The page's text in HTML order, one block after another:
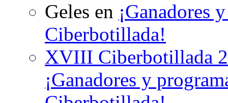
Geles en ¡Ganadores
Ciberbotillada!
XVIII Ciberbotillada
¡Ganadores y